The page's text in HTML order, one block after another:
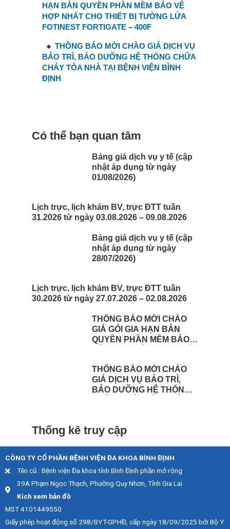
HẠN BẢN QUYỀN PHẦN MỀM BẢO VỆ
HỢP NHẤT CHO THIẾT BỊ TƯỜNG LỬA
FOTINEST FORTIGATE – 400F
THÔNG BÁO MỜI CHÀO GIÁ DỊCH VỤ
BẢO TRÌ, BẢO DƯỠNG HỆ THỐNG CHỮA
CHÁY TÒA NHÀ TẠI BỆNH VIỆN BÌNH
ĐỊNH
Có thể bạn quan tâm
Bảng giá dịch vụ y tế (cập
nhật áp dụng từ ngày
01/08/2026)
Lịch trực, lịch khám BV, trực ĐTT tuần
31.2026 từ ngày 03.08.2026 – 09.08.2026
Bảng giá dịch vụ y tế (cập
nhật áp dụng từ ngày
28/07/2026)
Lịch trực, lịch khám BV, trực ĐTT tuần
30.2026 từ ngày 27.07.2026 – 02.08.2026
THÔNG BÁO MỜI CHÀO
GIÁ GÓI GIA HẠN BẢN
QUYỀN PHẦN MỀM BẢO
FORTIGATE – 400F
THÔNG BÁO MỜI CHÀO
GIÁ DỊCH VỤ BẢO TRÌ,
BẢO DƯỠNG HỆ THỐNG
Thống kê truy cập
CÔNG TY CỔ PHẦN BỆNH VIỆN ĐA KHOA BÌNH ĐỊNH
Tên cũ : Bệnh viện Đa khoa tỉnh Bình Định phần mở rộng
39A Phạm Ngọc Thạch, Phường Quy Nhơn, Tỉnh Gia Lai
Kích xem bản đồ
MST 4101449550
Giấy phép hoạt động số 298/BYT-GPHĐ, cấp ngày 18/09/2025 bởi Bộ Y